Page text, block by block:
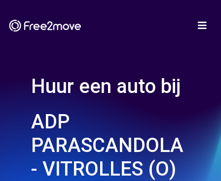
Huur een auto bij
ADP
PARASCANDOLA
- VITROLLES (O)